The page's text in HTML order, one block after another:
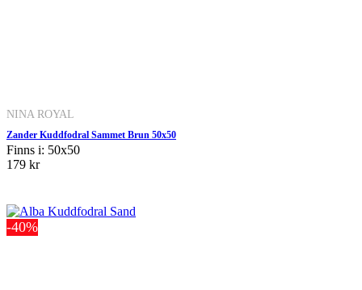
NINA ROYAL
Zander Kuddfodral Sammet Brun 50x50
Finns i: 50x50
179 kr
-40%